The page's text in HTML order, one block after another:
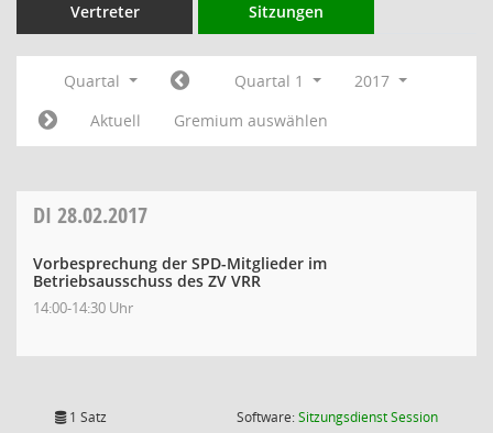
Vertreter Sitzungen
Quartal Quartal 1
2017
Aktuell
Gremium auswählen
DI 28.02.2017
Vorbesprechung der SPD-Mitglieder im
Betriebsausschuss des ZV VRR
14:00-14:30 Uhr
1 Satz Software:SitzungsdienstSession(Wird in